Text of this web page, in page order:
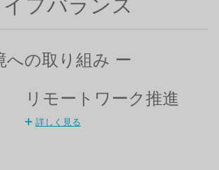
フバランス
への取り組み ー
リモートワーク推進
詳しく見る